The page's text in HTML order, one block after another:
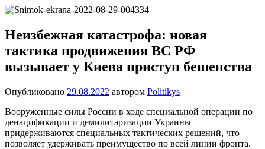
Перейти
содержимому
один
сайт
на
Неизбежная катастрофа: новая
тактика продвижения ВС РФ
вызывает у Киева приступ бешенства
Опубликовано 29.08.2022 автором Politikys
Вооруженные силы России в ходе специальной операции по
денацификации и демилитаризации Украины
придерживаются специальных тактических решений, что
позволяет удерживать преимущество по всей линии фронта.